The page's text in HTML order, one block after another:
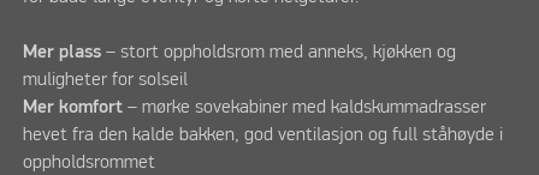
Mer plass – stort oppholdsrom med anneks, kjøkken og
muligheter for solseil
Mer komfort – mørke sovekabiner med kaldskummadrasser
hevet fra den kalde bakken, god ventilasjon og full ståhøyde i
oppholdsrommet